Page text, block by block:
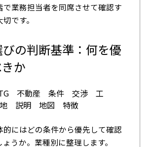
で業務担当者を同席させて確認す
です。
の判断基準：何を優
か
的にはどの条件から優先して確認
うか。業種別に整理します。